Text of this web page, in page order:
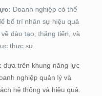
Doanh nghiệp có thể
bố trí nhân sự hiệu quả
đào tạo, thăng tiến, và
thực sự.
dựa trên khung năng lực
nghiệp quản lý và
hệ thống và hiệu quả.